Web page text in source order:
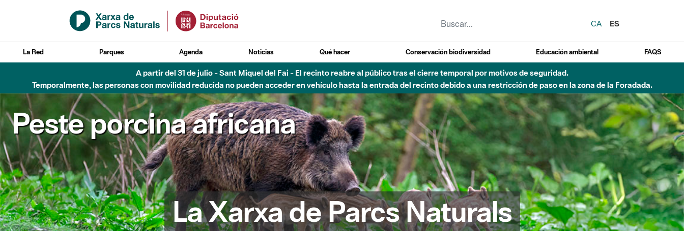
Saltar al contenido principal
CA
ES
La Red Parques Agenda Noticias Qué hacer Conservación biodiversidad Educación ambiental FAQS
6 de agosto - Parque Fluvial Besós - Activación de la Fase de Alerta del Parque Fluvial del Besòs por lluvias intensas.
Cerrados los accesos al Parque.
Peste porcina africana
La Xarxa de Parcs Naturals